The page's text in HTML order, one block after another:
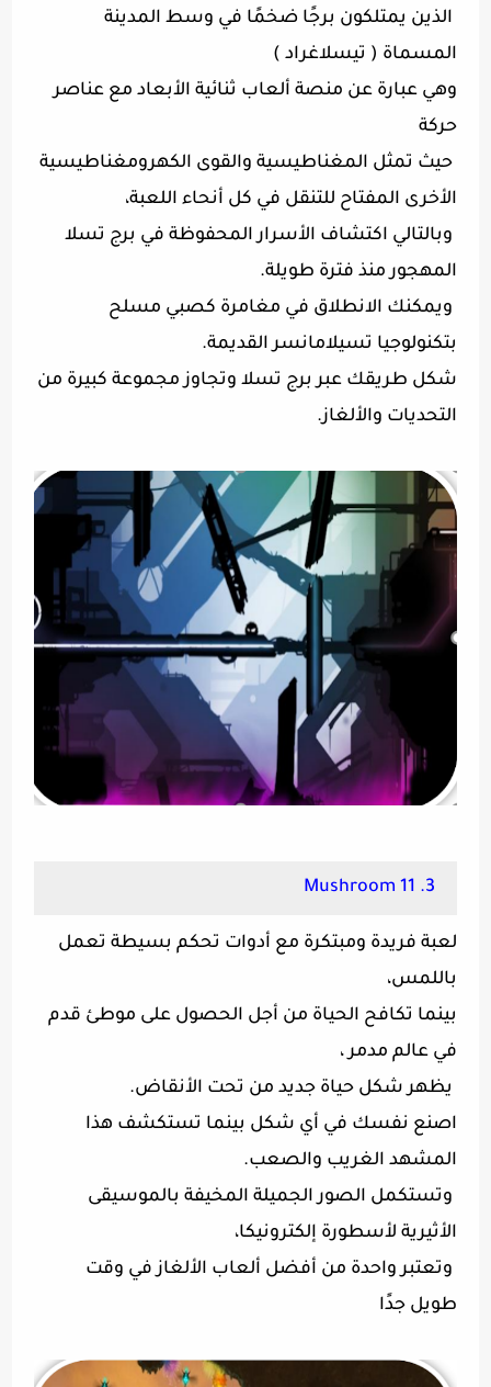
الذين يمتلكون برجًا ضخمًا في وسط المدينة
المسماة ( تيسلاغراد )
وهي عبارة عن منصة ألعاب ثنائية الأبعاد مع عناصر
حركة
حيث تمثل المغناطيسية والقوى الكهرومغناطيسية
الأخرى المفتاح للتنقل في كل أنحاء اللعبة،
وبالتالي اكتشاف الأسرار المحفوظة في برج تسلا
المهجور منذ فترة طويلة.
ويمكنك الانطلاق في مغامرة كصبي مسلح
بتكنولوجيا تسيلامانسر القديمة.
شكل طريقك عبر برج تسلا وتجاوز مجموعة كبيرة من
التحديات والألغاز.
3. Mushroom 11
لعبة فريدة ومبتكرة مع أدوات تحكم بسيطة تعمل
باللمس،
بينما تكافح الحياة من أجل الحصول على موطئ قدم
في عالم مدمر ،
يظهر شكل حياة جديد من تحت الأنقاض.
اصنع نفسك في أي شكل بينما تستكشف هذا
المشهد الغريب والصعب.
وتستكمل الصور الجميلة المخيفة بالموسيقى
الأثيرية لأسطورة إلكترونيكا،
وتعتبر واحدة من أفضل ألعاب الألغاز في وقت
طويل جدًا